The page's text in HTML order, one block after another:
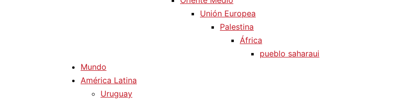
Unión Europea
Palestina
África
pueblo saharaui
Mundo
América Latina
Uruguay